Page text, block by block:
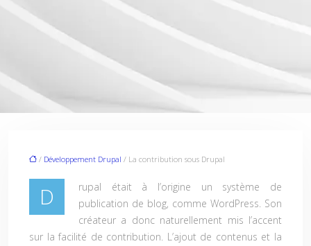
/ Développement Drupal / La contribution sous Drupal
D
rupal était à l’origine un système de
publication de blog, comme WordPress. Son
créateur a donc naturellement mis l’accent
sur la facilité de contribution. L’ajout de contenus et la